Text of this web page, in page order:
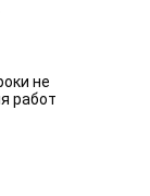
не
работ